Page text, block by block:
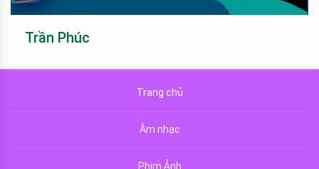
Trần Phúc
Trang chủ
Âm nhạc
Phim Ảnh